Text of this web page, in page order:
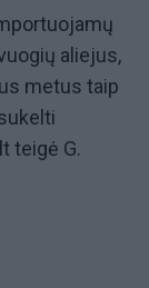
aliejus,
metus taip
teigė G.